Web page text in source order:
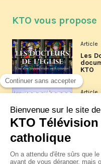
KTO vous propose
Article
Les
KTO
Article
Les
La
XIV